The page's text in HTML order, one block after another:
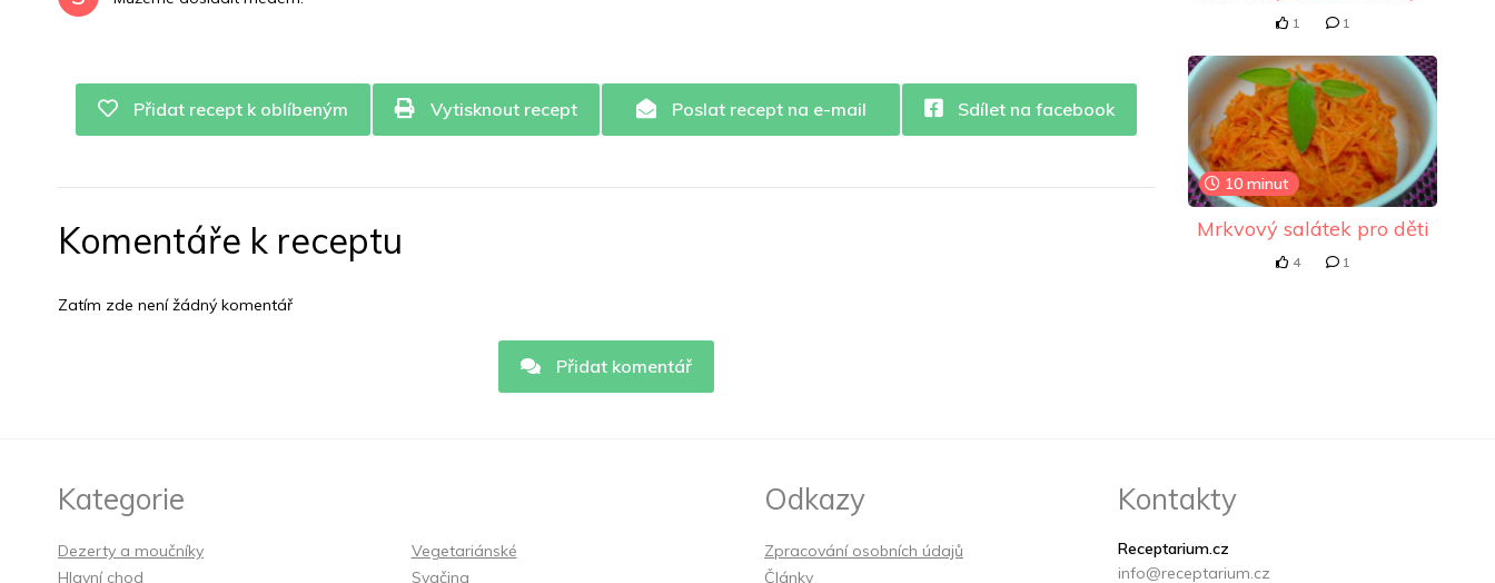
Přidat recept k oblíbeným Vytisknout recept Poslat recept na e-mail Sdílet na facebook
Komentáře k receptu
Zatím zde není žádný komentář
Přidat komentář
1 1
10 minut
Mrkvový salátek pro děti
4 1
Kategorie
Dezerty a moučníky
Hlavní chod
Vegetariánské
Svačina
Odkazy
Zpracování osobních údajů
Články
Kontakty
Receptarium.cz
info@receptarium.cz